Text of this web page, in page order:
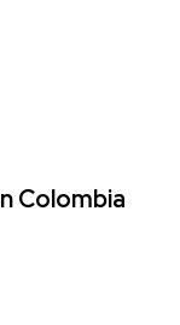
Colombia